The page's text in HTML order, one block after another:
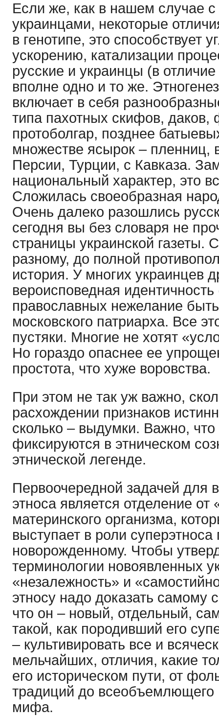
Если же, как в нашем случае с
украинцами, некоторые
в генотипе, это способствует
ускорению, катализации
русские и украинцы (в
вполне одно и то же.
включает в себя
типа пахотных скифов, даков,
протоболгар, позднее
множестве ясырок – пленниц,
Персии, Турции, с Кавказа.
национальный характер, это
Сложилась своеобразная
Очень далеко разошлись
сегодня вы без словаря не
страницы украинской газеты.
разному, до полной
история. У многих украинцев
вероисповедная
православных нежелание
московского патриарха. Все
пустяки. Многие не хотят
Но гораздо опаснее ее
простота, что хуже воровства.
При этом не так уж важно,
расхождении признаков
сколько – выдумки. Важно,
фиксируются в этническом
этнической легенде.
Первоочередной задачей для
этноса является отделение от
материнского организма,
выступает в роли
новорожденному. Чтобы
терминологии новоявленных
«незалежность» и
этносу надо доказать самому
что он – новый, отдельный,
такой, как породивший его
– культивировать все и
мельчайших, отличия, какие
его историческом пути, от
традиций до всеобъемлющего
мифа.